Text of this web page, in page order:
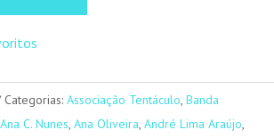
Categorias: Associação Tentáculo Banda
Ana C. Nunes Ana Oliveira André Lima Araújo